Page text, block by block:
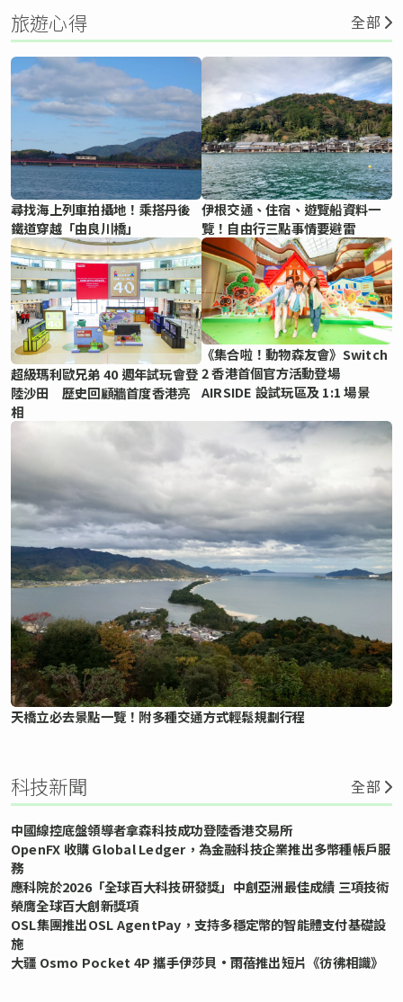
旅遊心得 全部
尋找海上列車拍攝地！乘搭丹後
鐵道穿越「由良川橋」
伊根交通、住宿、遊覽船資料一
覽！自由行三點事情要避雷
超級瑪利歐兄弟 40 週年試玩會登
陸沙田 歷史回顧牆首度香港亮
相
《集合啦！動物森友會》Switch
2 香港首個官方活動登場
AIRSIDE 設試玩區及 1:1 場景
天橋立必去景點一覽！附多種交通方式輕鬆規劃行程
科技新聞 全部
中國線控底盤領導者拿森科技成功登陸香港交易所
OpenFX 收購 Global Ledger，為金融科技企業推出多幣種帳戶服
務
應科院於2026「全球百大科技研發獎」中創亞洲最佳成績 三項技術
榮膺全球百大創新獎項
OSL集團推出OSL AgentPay，支持多穩定幣的智能體支付基礎設
施
大疆 Osmo Pocket 4P 攜手伊莎貝•雨蓓推出短片《彷彿相識》